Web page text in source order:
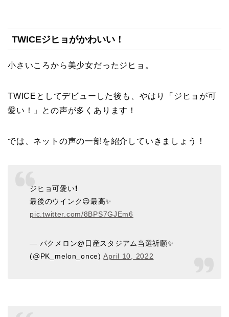
TWICEジヒョがかわいい！
小さいころから美少女だったジヒョ。
TWICEとしてデビューした後も、やはり「ジヒョが可
愛い！」との声が多くあります！
では、ネットの声の一部を紹介していきましょう！
ジヒョ可愛い❗
最後のウインク😉最高✨
pic.twitter.com/8BPS7GJEm6
— パクメロン@日産スタジアム当選祈願✨
(@PK_melon_once)April 10, 2022